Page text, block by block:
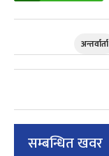
अन्तर्वार्ता
सम्बन्धित खवर